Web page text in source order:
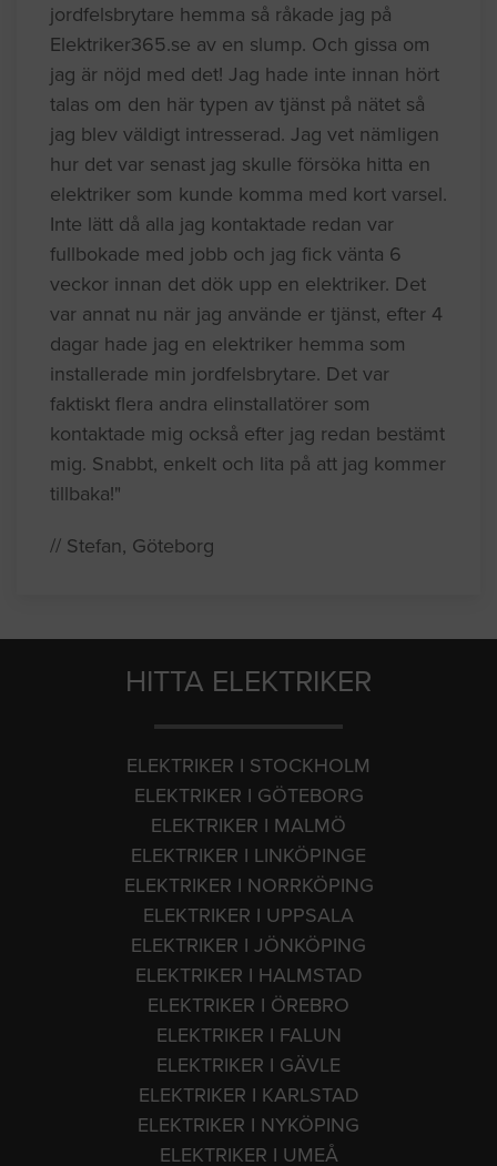
jordfelsbrytare hemma så råkade jag på
Elektriker365.se av en slump. Och gissa om
jag är nöjd med det! Jag hade inte innan hört
talas om den här typen av tjänst på nätet så
jag blev väldigt intresserad. Jag vet nämligen
hur det var senast jag skulle försöka hitta en
elektriker som kunde komma med kort varsel.
Inte lätt då alla jag kontaktade redan var
fullbokade med jobb och jag fick vänta 6
veckor innan det dök upp en elektriker. Det
var annat nu när jag använde er tjänst, efter 4
dagar hade jag en elektriker hemma som
installerade min jordfelsbrytare. Det var
faktiskt flera andra elinstallatörer som
kontaktade mig också efter jag redan bestämt
mig. Snabbt, enkelt och lita på att jag kommer
tillbaka!"
// Stefan, Göteborg
HITTA ELEKTRIKER
ELEKTRIKER I STOCKHOLM
ELEKTRIKER I GÖTEBORG
ELEKTRIKER I MALMÖ
ELEKTRIKER I LINKÖPINGE
ELEKTRIKER I NORRKÖPING
ELEKTRIKER I UPPSALA
ELEKTRIKER I JÖNKÖPING
ELEKTRIKER I HALMSTAD
ELEKTRIKER I ÖREBRO
ELEKTRIKER I FALUN
ELEKTRIKER I GÄVLE
ELEKTRIKER I KARLSTAD
ELEKTRIKER I NYKÖPING
ELEKTRIKER I UMEÅ